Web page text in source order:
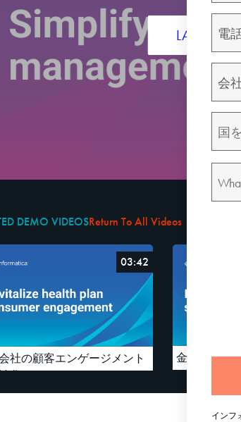
インフ
LAUNCH
DEMO VIDEOSReturn To All Videos
03:42
社の顧客エンゲージメント
化
金融サービ